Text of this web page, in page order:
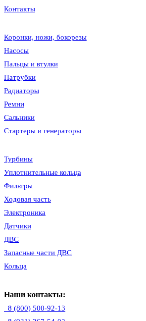
Контакты
Коронки, ножи, бокорезы
Насосы
Пальцы и втулки
Патрубки
Радиаторы
Ремни
Сальники
Стартеры и генераторы
Турбины
Уплотнительные кольца
Фильтры
Ходовая часть
Электроника
Датчики
ДВС
Запасные части ДВС
Кольца
Наши контакты:
8 (800) 500-92-13